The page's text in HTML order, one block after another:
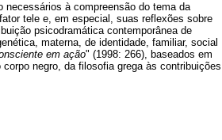
à compreensão do tema da
tele e, em especial, suas reflexões sobre
psicodramática contemporânea de
materna, de identidade, familiar, social
em ação" (1998: 266), baseados em
negro, da filosofia grega às contribuições